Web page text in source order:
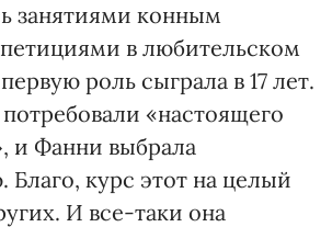
занятиями конным
в любительском
роль сыграла в 17 лет.
«настоящего
и Фанни выбрала
Благо, курс этот на целый
И все-таки она